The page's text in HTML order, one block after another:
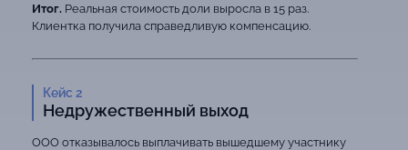
Итог.Реальная стоимость доли выросла в 15 раз.
Клиентка получила справедливую компенсацию.
Кейс 2
Недружественный выход
ООО отказывалось выплачивать вышедшему участнику